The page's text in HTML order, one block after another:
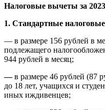
Налоговые вычеты за
1. Стандартные
— в размере 156 рублей в
подлежащего
944 рублей в месяц;
—в размере 46 рублей (87
до 18 лет, учащихся и
иных иждивенцев;